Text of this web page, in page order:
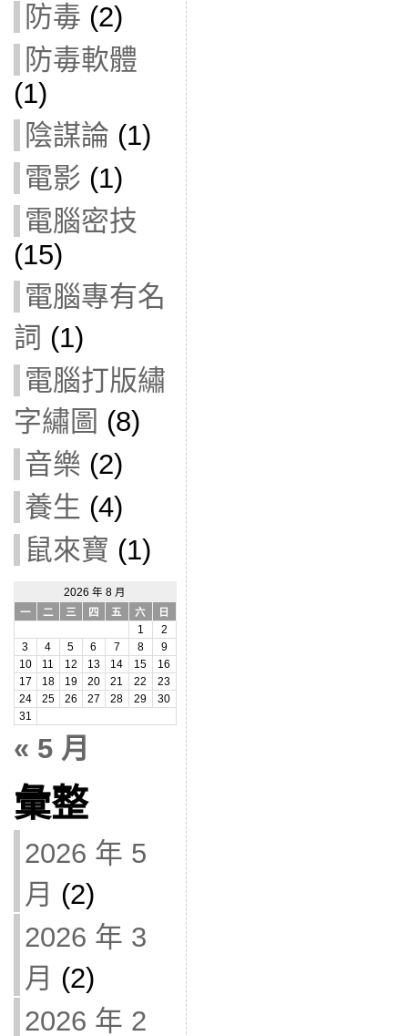
防毒 (2)
防毒軟體
(1)
陰謀論 (1)
電影 (1)
電腦密技
(15)
電腦專有名
詞 (1)
電腦打版繡
字繡圖 (8)
音樂 (2)
養生 (4)
鼠來寶 (1)
2026 年 8 月
一
二 三 四 五 六
日
1
2
3
4 5 6 7 8
9
10
11 12 13 14 15
16
17
18 19 20 21 22
23
24
25 26 27 28 29
30
31
« 5 月
彙整
2026 年 5
月 (2)
2026 年 3
月 (2)
2026 年 2